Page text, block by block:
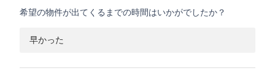
希望の物件が出てくるまでの時間はいかがでしたか？
早かった